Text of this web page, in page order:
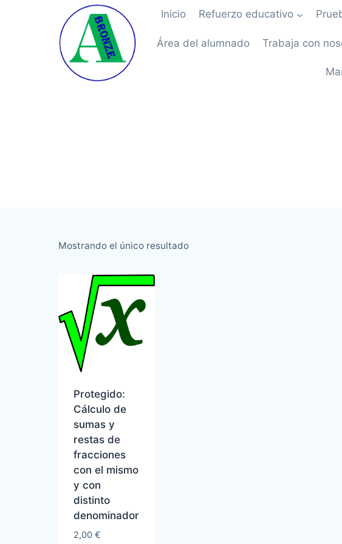
Inicio Refuerzo educativo
Área del alumnado Trabaja con
Mostrando el único resultado
Protegido:
Cálculo de
sumas y
restas de
fracciones
con el mismo
y con
distinto
denominador
2,00 €